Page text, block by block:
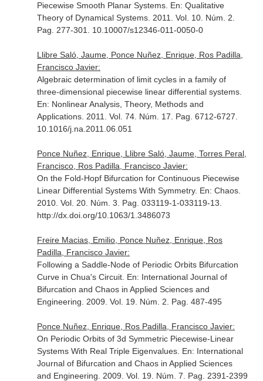
Piecewise Smooth Planar Systems. En: Qualitative
Theory of Dynamical Systems. 2011. Vol. 10. Núm. 2.
Pag. 277-301. 10.10007/s12346-011-0050-0
Llibre Saló, Jaume, Ponce Nuñez, Enrique, Ros Padilla,
Francisco Javier:
Algebraic determination of limit cycles in a family of
three-dimensional piecewise linear differential systems.
En: Nonlinear Analysis, Theory, Methods and
Applications. 2011. Vol. 74. Núm. 17. Pag. 6712-6727.
10.1016/j.na.2011.06.051
Ponce Nuñez, Enrique, Llibre Saló, Jaume, Torres Peral,
Francisco, Ros Padilla, Francisco Javier:
On the Fold-Hopf Bifurcation for Continuous Piecewise
Linear Differential Systems With Symmetry. En: Chaos.
2010. Vol. 20. Núm. 3. Pag. 033119-1-033119-13.
http://dx.doi.org/10.1063/1.3486073
Freire Macias, Emilio, Ponce Nuñez, Enrique, Ros
Padilla, Francisco Javier:
Following a Saddle-Node of Periodic Orbits Bifurcation
Curve in Chua's Circuit. En: International Journal of
Bifurcation and Chaos in Applied Sciences and
Engineering . 2009. Vol. 19. Núm. 2. Pag. 487-495
Ponce Nuñez, Enrique, Ros Padilla, Francisco Javier:
On Periodic Orbits of 3d Symmetric Piecewise-Linear
Systems With Real Triple Eigenvalues. En: International
Journal of Bifurcation and Chaos in Applied Sciences
and Engineering . 2009. Vol. 19. Núm. 7. Pag. 2391-2399